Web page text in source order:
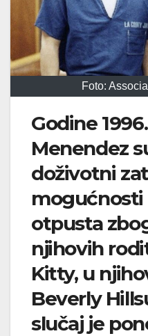
Foto:
Godine
Menendez
doživotni
otpusta
njihovih
Kitty, u
Beverly
slučaj je